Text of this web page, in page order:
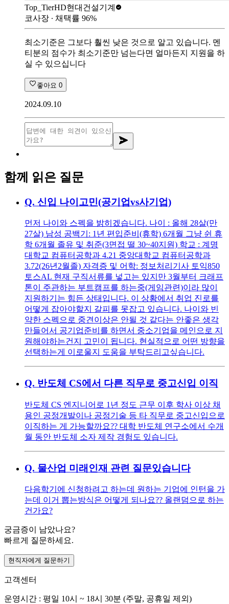
Top_TierHD현대건설기계
코사장 ∙ 채택률 96%
최소기준은 그보다 훨씬 낮은 것으로 알고 있습니다. 멘
티분의 점수가 최소기준만 넘는다면 얼마든지 지원을 하
실 수 있으십니다
좋아요 0
2024.09.10
함께 읽은 질문
Q. 신입 나이고민(공기업vs사기업)
먼저 나이와 스펙을 밝히겠습니다. 나이 : 올해 28살(만
27살) 남성 공백기: 1년 편입준비(휴학) 6개월 그냥 쉰 휴
학 6개월 졸유 및 취준(3면접 떨 30~40지원) 학교 : 계명
대학교 컴퓨터공학과 4.21 중앙대학교 컴퓨터공학과
3.72(26년2월졸) 자격증 및 어학: 정보처리기사 토익850
토스AL 현재 구직서류를 넣고는 있지만 3월부터 크래프
톤이 주관하는 부트캠프를 하는중(게임관련)이라 많이
지원하기는 힘든 상태입니다. 이 상황에서 취업 진로를
어떻게 잡아야할지 갈피를 못잡고 있습니다. 나이와 빈
약한 스펙으로 중견이상은 안될 것 같다는 안좋은 생각
만들어서 공기업준비를 하면서 중소기업을 메인으로 지
원해야하는건지 고민이 됩니다. 현실적으로 어떤 방향을
선택하는게 이로울지 도움을 부탁드리고싶습니다.
Q. 반도체 CS에서 다른 직무로 중고신입 이직
반도체 CS 엔지니어로 1년 정도 근무 이후 학사 이상 채
용인 공정개발이나 공정기술 등 타 직무로 중고신입으로
이직하는 게 가능할까요?? 대학 반도체 연구소에서 수개
월 동안 반도체 소자 제작 경험도 있습니다.
Q. 물산업 미래인재 관련 질문있습니다
다음학기에 신청하려고 하는데 원하는 기업에 인턴을 가
는데 이거 뽑는방식은 어떻게 되나요?? 올랜덤으로 하는
건가요?
궁금증이 남았나요?
빠르게 질문하세요.
현직자에게 질문하기
고객센터
운영시간 : 평일 10시 ~ 18시 30분 (주말, 공휴일 제외)